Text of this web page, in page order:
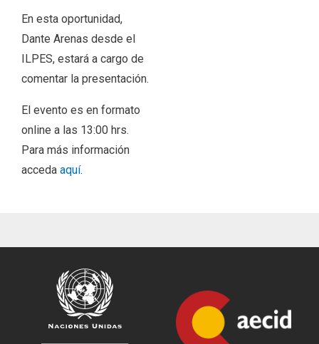
En esta oportunidad,
Dante Arenas desde el
ILPES, estará a cargo de
comentar la presentación.
El evento es en formato
online a las 13:00 hrs.
Para más información
acceda aquí.